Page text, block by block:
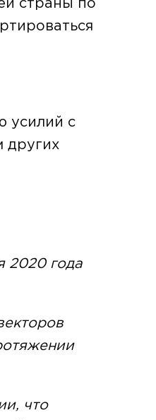
страны по
усилий с
других
2020 года
что